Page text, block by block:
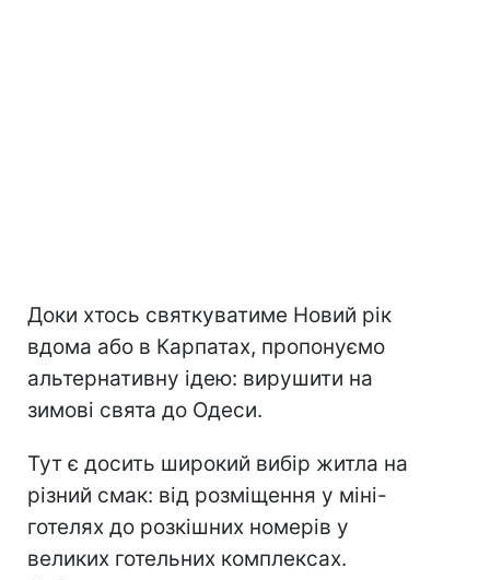
Доки хтось святкуватиме Новий рік
вдома або в Карпатах, пропонуємо
альтернативну ідею: вирушити на
зимові свята до Одеси.
Тут є досить широкий вибір житла на
різний смак: від розміщення у міні-
готелях до розкішних номерів у
великих готельних комплексах.